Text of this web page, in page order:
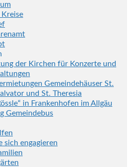
der Kirchen für Konzerte und
Gemeindehäuser St.
und St. Theresia
in Frankenhofen im Allgäu
Gemeindebus
sich engagieren